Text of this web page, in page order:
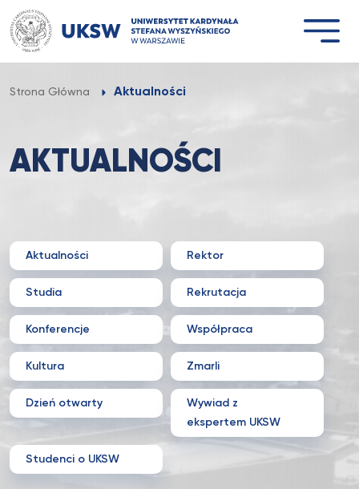
Przejdź
do
treści
Strona Główna Aktualności
AKTUALNOŚCI
Aktualności Rektor
Studia Rekrutacja
Konferencje Współpraca
Kultura Zmarli
Dzień otwarty
Wywiad z
ekspertem UKSW
Studenci o UKSW